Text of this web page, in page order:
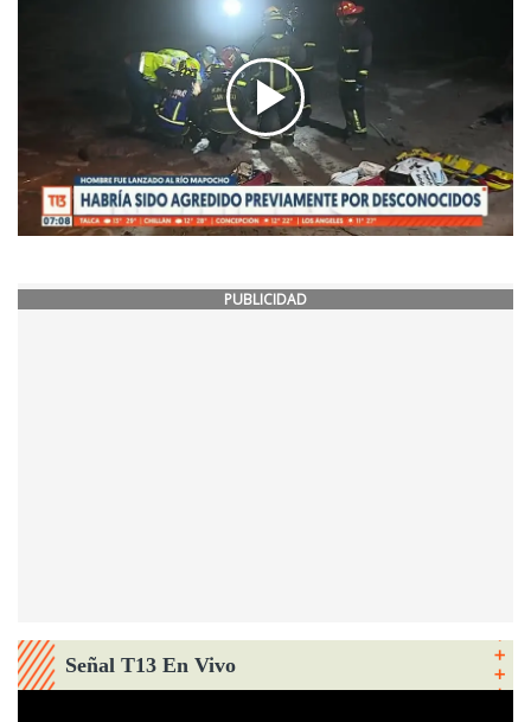
PUBLICIDAD
Señal T13 En Vivo